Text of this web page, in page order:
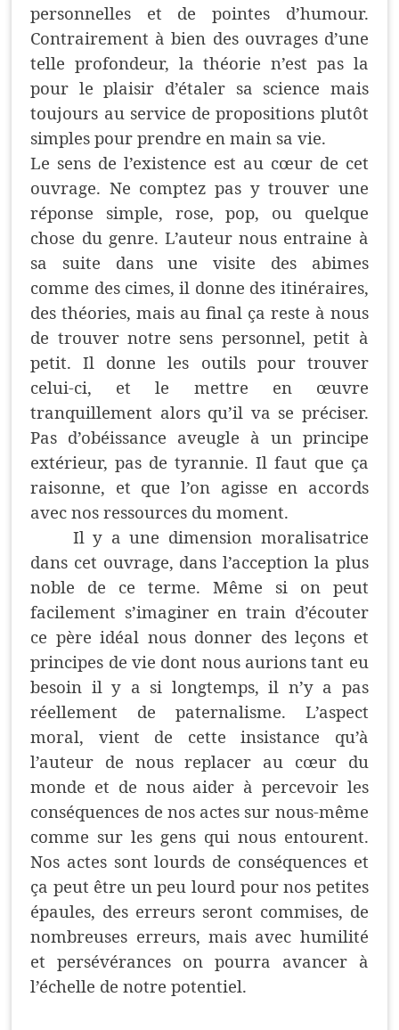
personnelles et de pointes d’humour.
Contrairement à bien des ouvrages d’une
telle profondeur, la théorie n’est pas la
pour le plaisir d’étaler sa science mais
toujours au service de propositions plutôt
simples pour prendre en main sa vie.
Le sens de l’existence est au cœur de cet
ouvrage. Ne comptez pas y trouver une
réponse simple, rose, pop, ou quelque
chose du genre. L’auteur nous entraine à
sa suite dans une visite des abimes
comme des cimes, il donne des itinéraires,
des théories, mais au final ça reste à nous
de trouver notre sens personnel, petit à
petit. Il donne les outils pour trouver
celui-ci, et le mettre en œuvre
tranquillement alors qu’il va se préciser.
Pas d’obéissance aveugle à un principe
extérieur, pas de tyrannie. Il faut que ça
raisonne, et que l’on agisse en accords
avec nos ressources du moment.
Il y a une dimension moralisatrice
dans cet ouvrage, dans l’acception la plus
noble de ce terme. Même si on peut
facilement s’imaginer en train d’écouter
ce père idéal nous donner des leçons et
principes de vie dont nous aurions tant eu
besoin il y a si longtemps, il n’y a pas
réellement de paternalisme. L’aspect
moral, vient de cette insistance qu’à
l’auteur de nous replacer au cœur du
monde et de nous aider à percevoir les
conséquences de nos actes sur nous-même
comme sur les gens qui nous entourent.
Nos actes sont lourds de conséquences et
ça peut être un peu lourd pour nos petites
épaules, des erreurs seront commises, de
nombreuses erreurs, mais avec humilité
et persévérances on pourra avancer à
l’échelle de notre potentiel.